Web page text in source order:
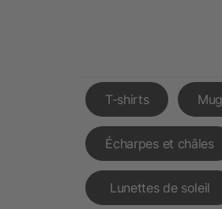
T-shirts
Écharpes et châles
Lunettes de soleil